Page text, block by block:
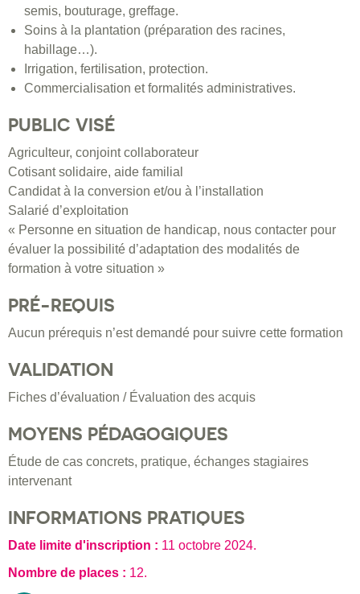
semis, bouturage, greffage.
Soins à la plantation (préparation des racines,
habillage…).
Irrigation, fertilisation, protection.
Commercialisation et formalités administratives.
PUBLIC VISÉ
Agriculteur, conjoint collaborateur
Cotisant solidaire, aide familial
Candidat à la conversion et/ou à l’installation
Salarié d’exploitation
« Personne en situation de handicap, nous contacter pour
évaluer la possibilité d’adaptation des modalités de
formation à votre situation »
PRÉ-REQUIS
Aucun prérequis n’est demandé pour suivre cette formation
VALIDATION
Fiches d’évaluation / Évaluation des acquis
MOYENS PÉDAGOGIQUES
Étude de cas concrets, pratique, échanges stagiaires
intervenant
INFORMATIONS PRATIQUES
Date limite d'inscription : 11 octobre 2024.
Nombre de places : 12.